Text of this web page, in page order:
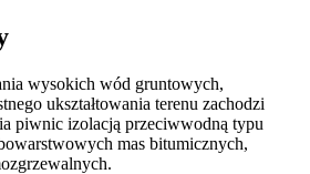
wysokich wód gruntowych,
ukształtowania terenu zachodzi
piwnic izolacją przeciwwodną typu
mas bitumicznych,